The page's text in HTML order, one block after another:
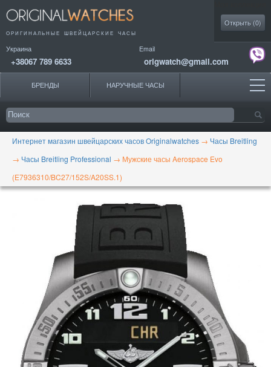
ОРИГИНАЛЬНЫЕ ШВЕЙЦАРСКИЕ ЧАСЫ
Украина
+38067 789 6633
Email
origwatch@gmail.com
Открыть (0)
БРЕНДЫ НАРУЧНЫЕ ЧАСЫ
Интернет магазин швейцарских часов Originalwatches → Часы Breitling
→ Часы Breitling Professional → Мужские часы Aerospace Evo
(E7936310/BC27/152S/A20SS.1)